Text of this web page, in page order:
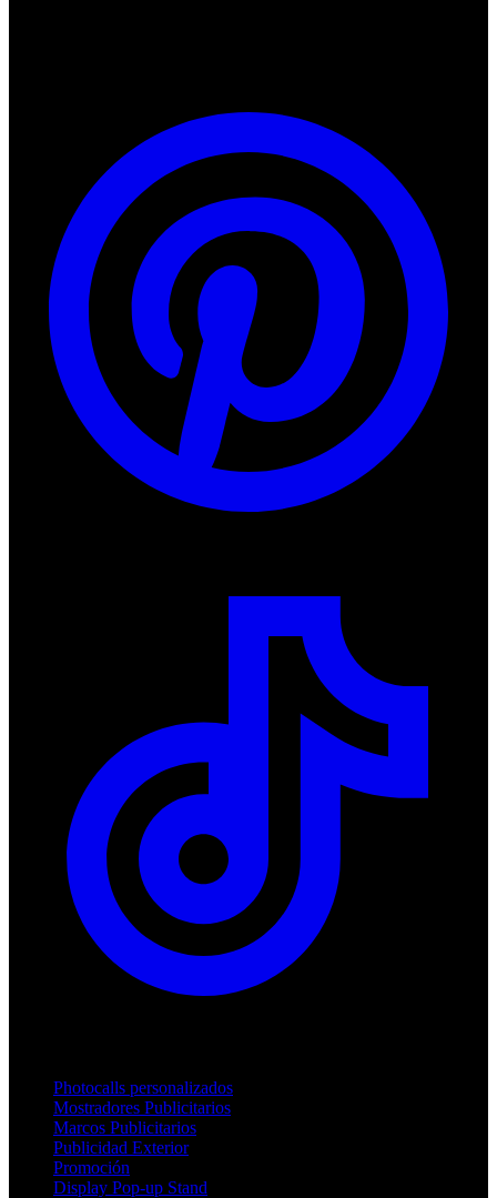
Photocalls personalizados
Mostradores Publicitarios
Marcos Publicitarios
Publicidad Exterior
Promoción
Display Pop-up Stand